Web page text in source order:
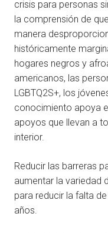
crisis para personas
la comprensión de
manera
históricamente
hogares negros y
americanos, las
LGBTQ2S+, los
conocimiento apoya
apoyos que llevan a
interior.
Reducir las barreras
aumentar la variedad
para reducir la falta
años.